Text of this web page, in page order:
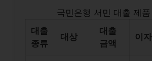
국민은행 서민 대출 제품
대출
종류
대상
대출
금액
이